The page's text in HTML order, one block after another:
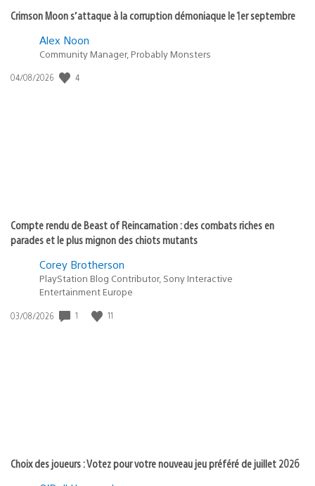
Crimson Moon s’attaque à la corruption démoniaque le 1er septembre
Alex Noon
Community Manager, Probably Monsters
Date
04/08/2026 4
Compte rendu de Beast of Reincarnation : des combats riches en
parades et le plus mignon des chiots mutants
Corey Brotherson
PlayStation Blog Contributor, Sony Interactive
Entertainment Europe
Date
03/08/2026 1 11
Choix des joueurs : Votez pour votre nouveau jeu préféré de juillet 2026